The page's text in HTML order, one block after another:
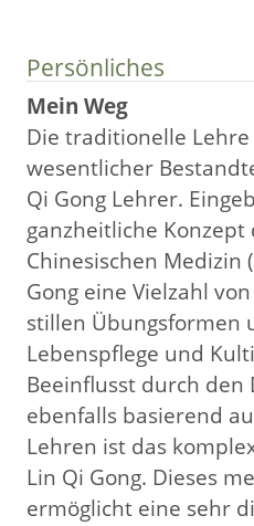
Persönliches
Mein Weg
Die traditionelle Lehre
wesentlicher
Qi Gong Lehrer.
ganzheitliche
Chinesischen Medizin
Gong eine Vielzahl
stillen Übungsformen
Lebenspflege und
Beeinflusst durch den
ebenfalls basierend
Lehren ist das
Lin Qi Gong. Dieses
ermöglicht eine sehr